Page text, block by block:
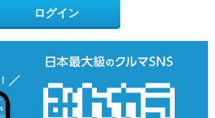
ログイン